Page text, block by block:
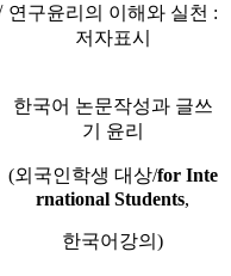
연구윤리의 이해와 실천 :
저자표시
한국어 논문작성과 글쓰
기 윤리
(외국인학생 대상/for Inte
rnational Students,
한국어강의)